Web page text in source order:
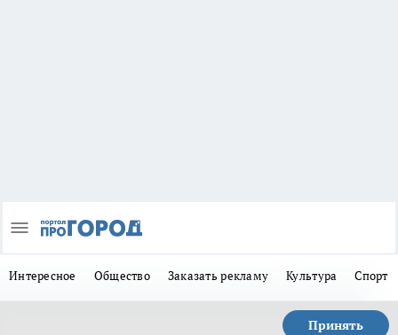
Интересное Общество Заказать рекламу Культура Спорт
Принять